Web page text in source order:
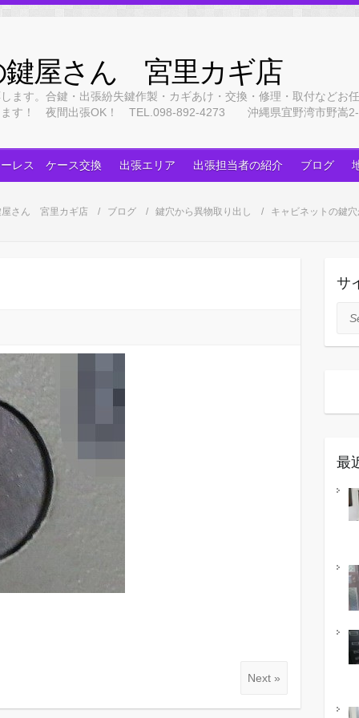
鍵屋さん 宮里カギ店
ます。合鍵・出張紛失鍵作製・カギあけ・交換・修理・取付などお
ます！ 夜間出張OK！ TEL.098-892-4273 沖縄県宜野湾市野嵩
レス ケース交換 出張エリア 出張担当者の紹介 ブログ
屋さん 宮里カギ店 ブログ 鍵穴から異物取り出し キャビネットの鍵
Next »
サ
最